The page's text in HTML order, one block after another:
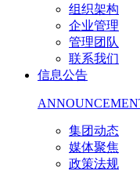
组织架构
企业管理
管理团队
联系我们
信息公告
集团动态
媒体聚焦
政策法规